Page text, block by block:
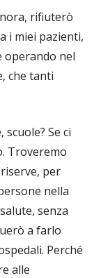
rifiuterò
i miei pazienti,
operando nel
che tanti
Se ci
Troveremo
per
nella
senza
a farlo
Perché
alle